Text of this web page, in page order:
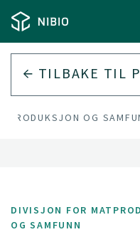
TILBAKE TIL
OG
DIVISJON FOR
OG SAMFUNN